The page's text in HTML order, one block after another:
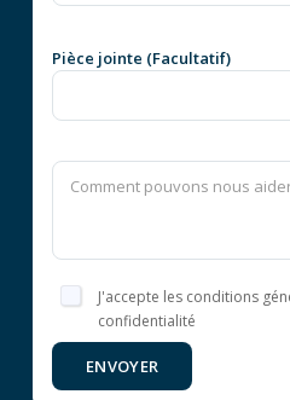
Pièce jointe (Facultatif)
J'accepte les conditions
confidentialité
ENVOYER